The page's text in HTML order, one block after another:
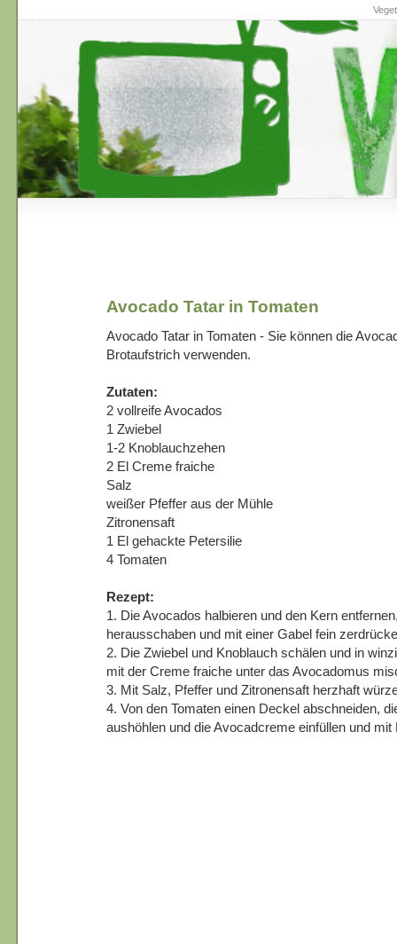
Avocado Tatar in Tomaten
Avocado Tatar in Tomaten - Sie können die
Brotaufstrich verwenden.
Zutaten:
2 vollreife Avocados
1 Zwiebel
1-2 Knoblauchzehen
2 El Creme fraiche
Salz
weißer Pfeffer aus der Mühle
Zitronensaft
1 El gehackte Petersilie
4 Tomaten
Rezept:
1. Die Avocados halbieren und den Kern
herausschaben und mit einer Gabel fein
2. Die Zwiebel und Knoblauch schälen und in
mit der Creme fraiche unter das Avocadomus
3. Mit Salz, Pfeffer und Zitronensaft herzhaft
4. Von den Tomaten einen Deckel abschneiden,
aushöhlen und die Avocadcreme einfüllen und